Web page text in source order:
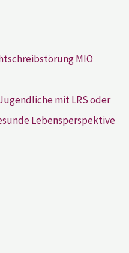
mit LRS oder
Lebensperspektive